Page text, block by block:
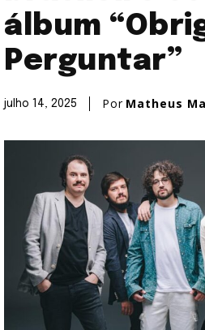
álbum
Perguntar”
julho 14, 2025 Por Matheus